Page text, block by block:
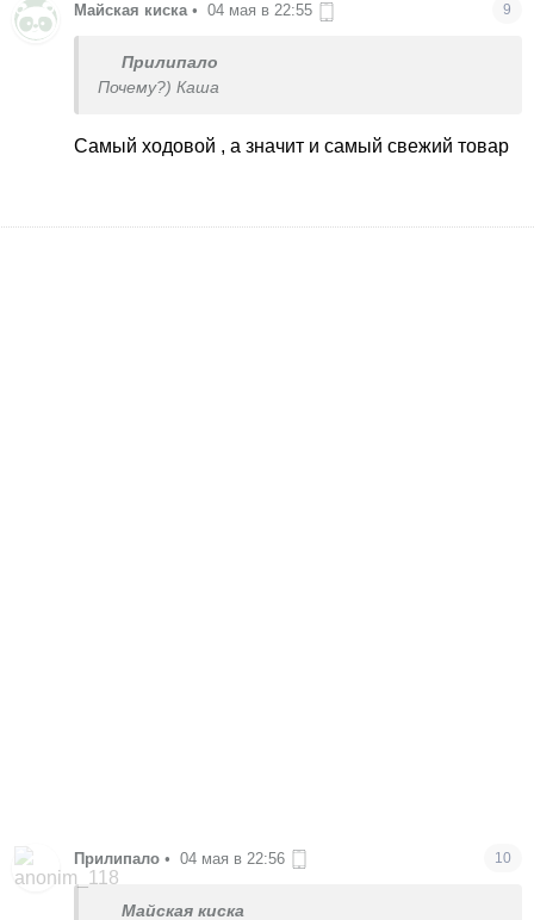
Майская киска • 04 мая в 22:55 9
Прилипало
Почему?) Каша
Самый ходовой , а значит и самый свежий товар
Прилипало • 04 мая в 22:56 10
Майская киска